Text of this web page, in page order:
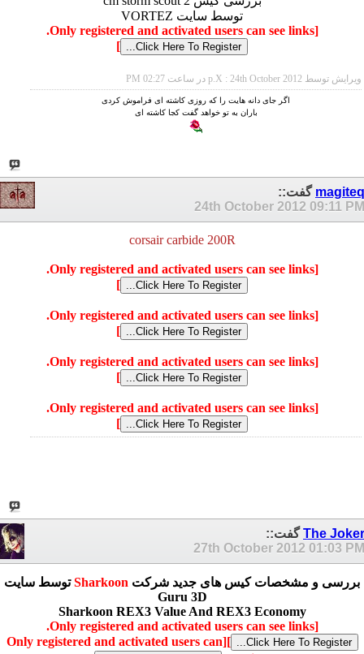
توسط سایت VORTEZ
[Only registered and activated users can see links.
]
ویرایش توسط p.X : 24th October 2012 در ساعت 02:27 PM
ﺍﮔﺮ ﺟﺎﯼ ﺩﺍﻧﻪ ﻫﺎﯾﺖ ﺭﺍ ﮐﻪ ﺭﻭﺯﯼ ﮐﺎﺷﺘﻪ ﺍﯼ ﻓﺮﺍﻣﻮﺵ ﮐﺮﺩﯼ
ﺑﺎﺭﺍﻥ ﺑﻪ ﺗﻮ ﺧﻮﺍﻫﺪ ﮔﻔﺖ ﮐﺠﺎ ﮐﺎﺷﺘﻪ ﺍﯼ
magiteq گفت::
24th October 2012 09:11 PM
corsair carbide 200R
[Only registered and activated users can see links.
]
[Only registered and activated users can see links.
]
[Only registered and activated users can see links.
]
[Only registered and activated users can see links.
]
The Jokerگفت::
27th October 2012 01:03 PM
بررسی و مشخصات کیس های جدید شرکت Sharkoon توسط سایت
Guru 3D
Sharkoon REX3 Value And REX3 Economy
[Only registered and activated users can see links.
]
[Only registered and activated users can